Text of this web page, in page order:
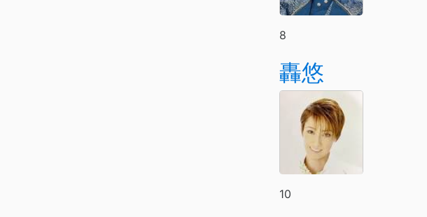
8
轟悠
10